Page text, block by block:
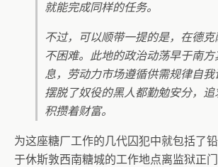
就能完成同样的任务。
不过，可以顺带一提的是，在德
不困难。此地的政治动荡早于南
息，劳动力市场遵循供需规律自
摆脱了奴役的黑人都勤勉安分，追
积攒着财富。
为这座糖厂工作的几代囚犯中就包括了
于休斯敦西南糖城的工作地点离监狱正